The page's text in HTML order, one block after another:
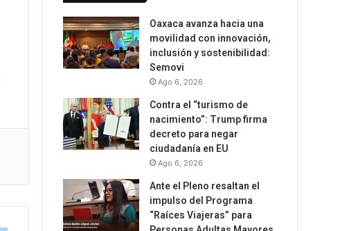
Oaxaca avanza hacia una
movilidad con innovación,
inclusión y sostenibilidad:
Semovi
Ago 6, 2026
Contra el “turismo de
nacimiento”: Trump firma
decreto para negar
ciudadanía en EU
Ago 6, 2026
Ante el Pleno resaltan el
impulso del Programa
“Raíces Viajeras” para